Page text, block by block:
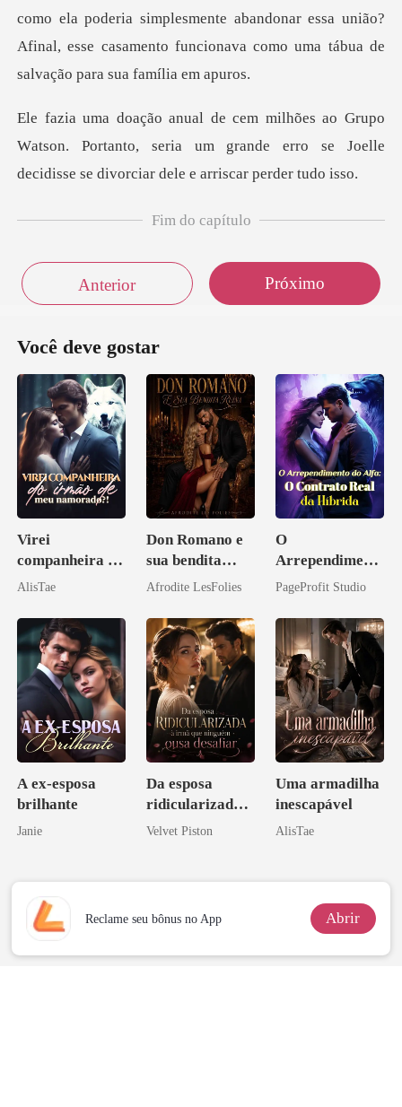
como ela poderia simplesmente abandonar essa união?
Afinal
atson. Portanto, seria um grande erro se Joelle
deci
Fim do capítulo
Anterior Próximo
Você deve gostar
Virei
companheira do
irmão de meu
AlisTae
Don Romano e
sua bendita
ruína
Afrodite LesFolies
O
Arrependiment
o do Alfa: O
da Híbrida
PageProfit Studio
A ex-esposa
brilhante
Janie
Da esposa
ridicularizada à
irmã que
Velvet Piston
Uma armadilha
inescapável
AlisTae
Reclame seu bônus no App Abrir